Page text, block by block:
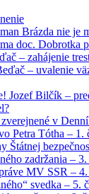
Brázda nie je
doc. Dobrotka
– zahájenie
– uvalenie
Jozef Bilčík –
v
Petra Tótha – 1.
Štátnej
zadržania –
MV SSR –
svedka – 5.